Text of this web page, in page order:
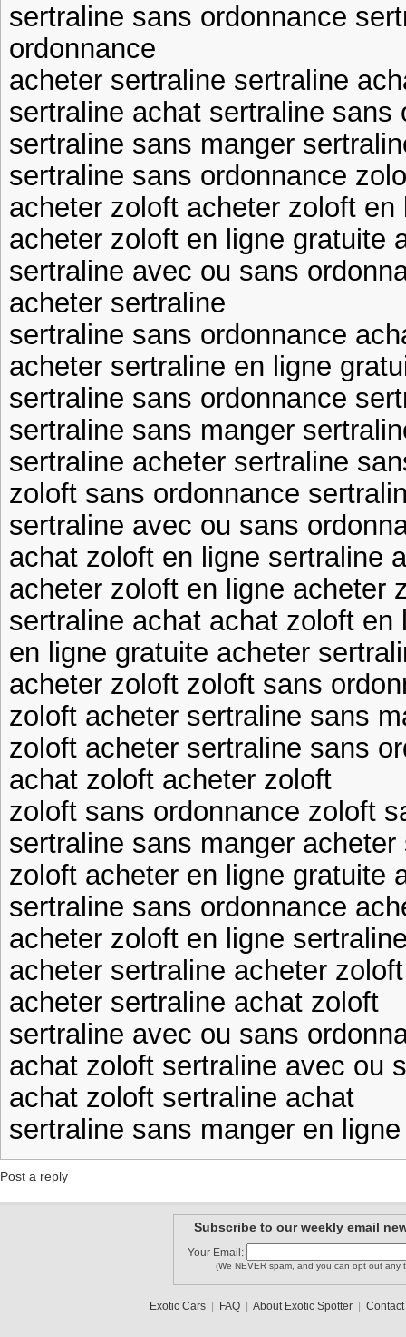
sertraline sans ordonnance
ordonnance
acheter sertraline sertraline
sertraline achat sertraline sans
sertraline sans manger
sertraline sans ordonnance
acheter zoloft acheter zoloft en
acheter zoloft en ligne gratuite
sertraline avec ou sans
acheter sertraline
sertraline sans ordonnance
acheter sertraline en ligne
sertraline sans ordonnance
sertraline sans manger
sertraline acheter sertraline
zoloft sans ordonnance
sertraline avec ou sans
achat zoloft en ligne sertraline
acheter zoloft en ligne acheter
sertraline achat achat zoloft en
en ligne gratuite acheter
acheter zoloft zoloft sans
zoloft acheter sertraline sans
zoloft acheter sertraline sans
achat zoloft acheter zoloft
zoloft sans ordonnance zoloft
sertraline sans manger acheter
zoloft acheter en ligne gratuite
sertraline sans ordonnance
acheter zoloft en ligne
acheter sertraline acheter zoloft
acheter sertraline achat zoloft
sertraline avec ou sans
achat zoloft sertraline avec ou
achat zoloft sertraline achat
sertraline sans manger en
Post a reply
Subscribe to our weekly email
Your Email:
(We NEVER spam, and you can opt out any
Exotic Cars| FAQ| About Exotic Spotter| Contact